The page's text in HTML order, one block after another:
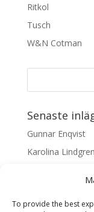
To provide the best
Ritkol
Tusch
W&N Cotman
Senaste
Gunnar Enqvist
Karolina Lindgren
Samaneh